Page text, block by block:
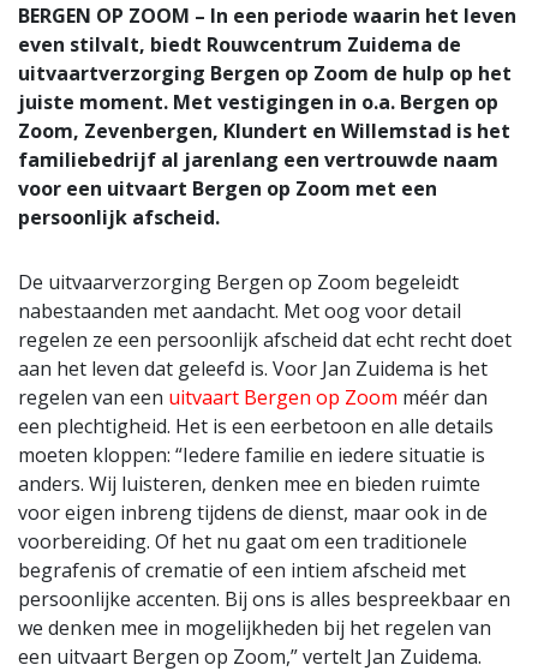
BERGEN OP ZOOM – In een periode waarin het leven
even stilvalt, biedt Rouwcentrum Zuidema de
uitvaartverzorging Bergen op Zoom de hulp op het
juiste moment. Met vestigingen in o.a. Bergen op
Zoom, Zevenbergen, Klundert en Willemstad is het
familiebedrijf al jarenlang een vertrouwde naam
voor een uitvaart Bergen op Zoom met een
persoonlijk afscheid.
De uitvaarverzorging Bergen op Zoom begeleidt
nabestaanden met aandacht. Met oog voor detail
regelen ze een persoonlijk afscheid dat echt recht doet
aan het leven dat geleefd is. Voor Jan Zuidema is het
regelen van een uitvaart Bergen op Zoom méér dan
een plechtigheid. Het is een eerbetoon en alle details
moeten kloppen: “Iedere familie en iedere situatie is
anders. Wij luisteren, denken mee en bieden ruimte
voor eigen inbreng tijdens de dienst, maar ook in de
voorbereiding. Of het nu gaat om een traditionele
begrafenis of crematie of een intiem afscheid met
persoonlijke accenten. Bij ons is alles bespreekbaar en
we denken mee in mogelijkheden bij het regelen van
een uitvaart Bergen op Zoom,” vertelt Jan Zuidema.